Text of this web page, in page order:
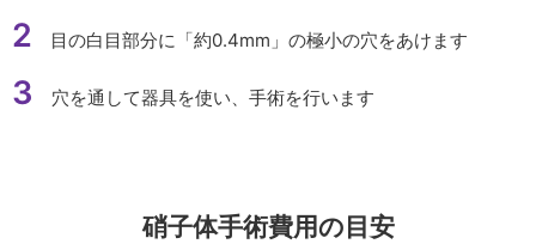
2 目の白目部分に「約0.4mm」の極小の穴をあけます
3 穴を通して器具を使い、手術を行います
硝子体手術費用の目安